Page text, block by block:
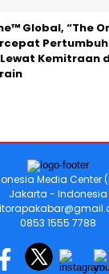
Global, “The
Kemitraan
Media Center
Jakarta - Indonesia
0853 1555 7788